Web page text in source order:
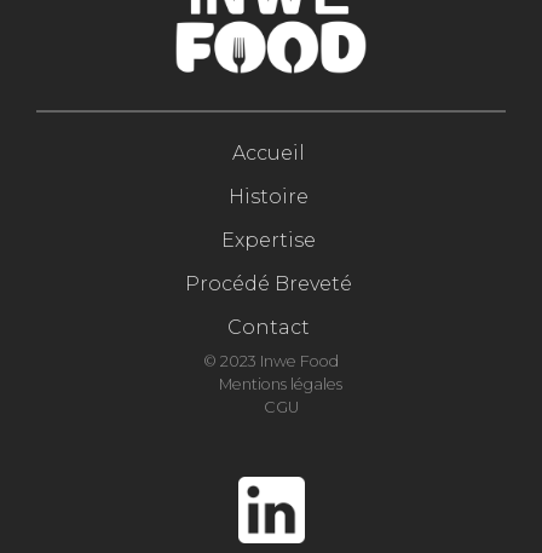
Accueil
Histoire
Expertise
Procédé Breveté
Contact
© 2023 Inwe Food
Mentions légales
CGU